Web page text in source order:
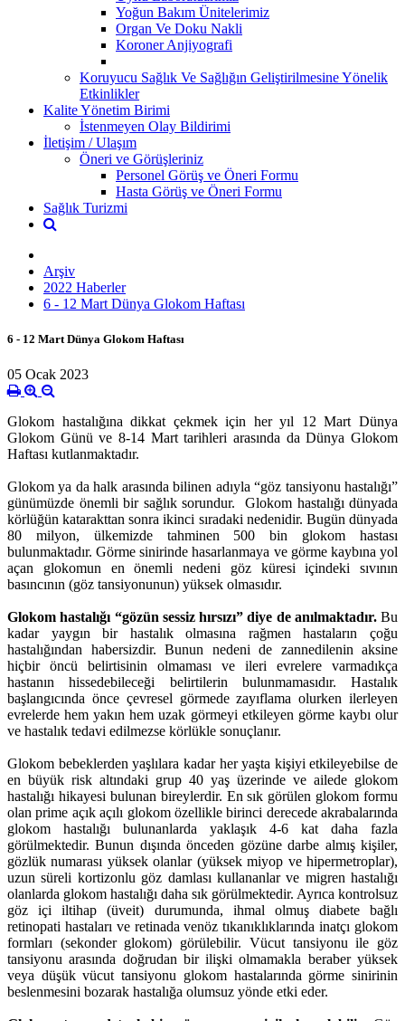
Yoğun Bakım Ünitelerimiz
Organ Ve Doku Nakli
Koroner Anjiyografi
Koruyucu Sağlık Ve Sağlığın Geliştirilmesine Yönelik
Etkinlikler
Kalite Yönetim Birimi
İstenmeyen Olay Bildirimi
İletişim / Ulaşım
Öneri ve Görüşleriniz
Personel Görüş ve Öneri Formu
Hasta Görüş ve Öneri Formu
Sağlık Turizmi
Arşiv
2022 Haberler
6 - 12 Mart Dünya Glokom Haftası
6 - 12 Mart Dünya Glokom Haftası
05 Ocak 2023
Glokom hastalığına dikkat çekmek için her yıl 12 Mart Dünya
Glokom Günü ve 8-14 Mart tarihleri arasında da Dünya Glokom
Haftası kutlanmaktadır.
Glokom ya da halk arasında bilinen adıyla “göz tansiyonu hastalığı”
günümüzde önemli bir sağlık sorundur. Glokom hastalığı dünyada
körlüğün katarakttan sonra ikinci sıradaki nedenidir. Bugün dünyada
80 milyon, ülkemizde tahminen 500 bin glokom hastası
bulunmaktadır. Görme sinirinde hasarlanmaya ve görme kaybına yol
açan glokomun en önemli nedeni göz küresi içindeki sıvının
basıncının (göz tansiyonunun) yüksek olmasıdır.
Glokom hastalığı “gözün sessiz hırsızı” diye de anılmaktadır.Bu
kadar yaygın bir hastalık olmasına rağmen hastaların çoğu
hastalığından habersizdir. Bunun nedeni de zannedilenin aksine
hiçbir öncü belirtisinin olmaması ve ileri evrelere varmadıkça
hastanın hissedebileceği belirtilerin bulunmamasıdır. Hastalık
başlangıcında önce çevresel görmede zayıflama olurken ilerleyen
evrelerde hem yakın hem uzak görmeyi etkileyen görme kaybı olur
ve hastalık tedavi edilmezse körlükle sonuçlanır.
Glokom bebeklerden yaşlılara kadar her yaşta kişiyi etkileyebilse de
en büyük risk altındaki grup 40 yaş üzerinde ve ailede glokom
hastalığı hikayesi bulunan bireylerdir. En sık görülen glokom formu
olan prime açık açılı glokom özellikle birinci derecede akrabalarında
glokom hastalığı bulunanlarda yaklaşık 4-6 kat daha fazla
görülmektedir. Bunun dışında önceden gözüne darbe almış kişiler,
gözlük numarası yüksek olanlar (yüksek miyop ve hipermetroplar),
uzun süreli kortizonlu göz damlası kullananlar ve migren hastalığı
olanlarda glokom hastalığı daha sık görülmektedir. Ayrıca kontrolsuz
göz içi iltihap (üveit) durumunda, ihmal olmuş diabete bağlı
retinopati hastaları ve retinada venöz tıkanıklıklarında inatçı glokom
formları (sekonder glokom) görülebilir. Vücut tansiyonu ile göz
tansiyonu arasında doğrudan bir ilişki olmamakla beraber yüksek
veya düşük vücut tansiyonu glokom hastalarında görme sinirinin
beslenmesini bozarak hastalığa olumsuz yönde etki eder.